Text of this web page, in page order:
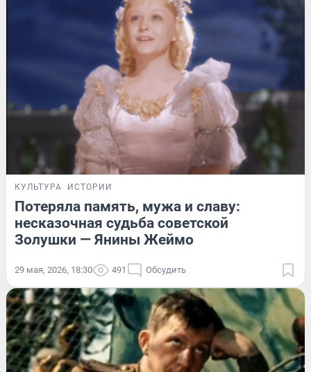
КУЛЬТУРА ИСТОРИИ
Потеряла память, мужа и славу:
несказочная судьба советской
Золушки — Янины Жеймо
29 мая, 2026, 18:30 491 Обсудить